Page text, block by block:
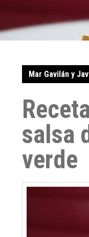
Mar Gavilán y
salsa
verde